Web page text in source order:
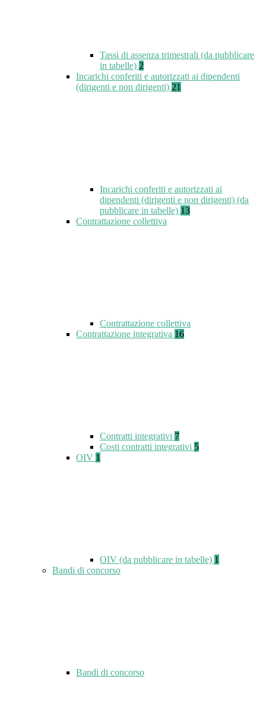
Tassi di assenza trimestrali (da pubblicare
in tabelle) 2
Incarichi conferiti e autorizzati ai dipendenti
(dirigenti e non dirigenti) 21
Incarichi conferiti e autorizzati ai
dipendenti (dirigenti e non dirigenti) (da
pubblicare in tabelle) 13
Contrattazione collettiva
Contrattazione collettiva
Contrattazione integrativa 16
Contratti integrativi 7
Costi contratti integrativi 5
OIV 1
OIV (da pubblicare in tabelle) 1
Bandi di concorso
Bandi di concorso